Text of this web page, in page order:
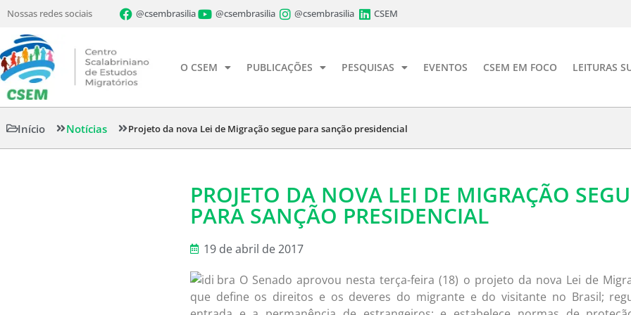
Nossas redes sociais @csembrasilia @csembrasilia @csembrasilia CSEM
O CSEM PUBLICAÇÕES PESQUISAS EVENTOS CSEM EM FOCO LEITURAS
Início Notícias Projeto da nova Lei de Migração segue para sanção presidencial
PROJETO DA NOVA LEI DE MIGRAÇÃO
PARA SANÇÃO PRESIDENCIAL
19 de abril de 2017
O Senado aprovou nesta terça-feira (18) o projeto da nova Lei de
que define os direitos e os deveres do migrante e do visitante no Brasil;